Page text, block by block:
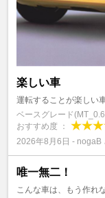
楽しい車
運転することが楽しい
ベースグレード
おすすめ度 ：
2026年8月6日 - nogaB
唯一無二！
こんな車は、もう作れ